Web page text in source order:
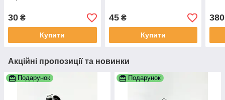
30 ₴
Купити
45₴
Купити
380
Акційні пропозиції та новинки
Подарунок Подарунок